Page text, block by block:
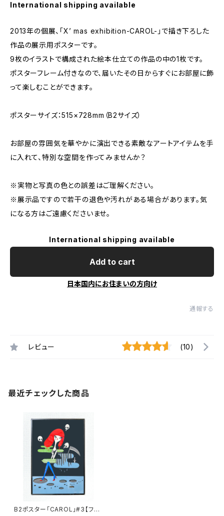
International shipping available
2013年の個展、「X’ mas exhibition-CAROL-」で描き下ろした
作品の展示用ポスターです。
9枚のイラストで構成された絵本仕立ての作品の中の1枚です。
ポスターフレーム付きなので、届いたその日からすぐにお部屋に飾
って楽しむことができます。
ポスターサイズ：515×728mm（B2サイズ）
お部屋の雰囲気を華やかに演出できる素敵なアートアイテムを手
に入れて、特別な空間を作ってみませんか？
※実物と写真の色との誤差はご理解ください。
※展示品ですので若干の退色や汚れがある場合があります。気
になる方はご遠慮くださいませ。
International shipping available
Add to cart
日本国内にお住まいの方向け
通報する
レビュー (10)
最近チェックした商品
B2ポスター「CAROL」#3【フレ